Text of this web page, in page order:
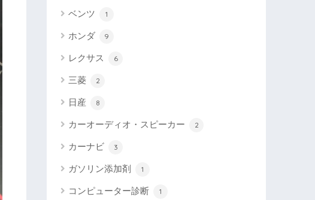
ベンツ 1
ホンダ 9
レクサス 6
三菱 2
日産 8
カーオーディオ・スピーカー 2
カーナビ 3
ガソリン添加剤 1
コンピューター診断 1